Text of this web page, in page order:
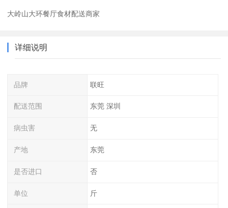
大岭山大环餐厅食材配送商家
详细说明
品牌 联旺
配送范围 东莞 深圳
病虫害 无
产地 东莞
是否进口 否
单位 斤